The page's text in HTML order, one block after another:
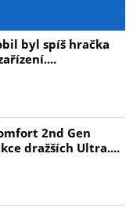
byl spíš hračka
2nd Gen
dražších Ultra....